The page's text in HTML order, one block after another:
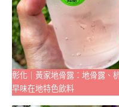
彰化｜黃家地骨露：地骨露、
早味在地特色飲料